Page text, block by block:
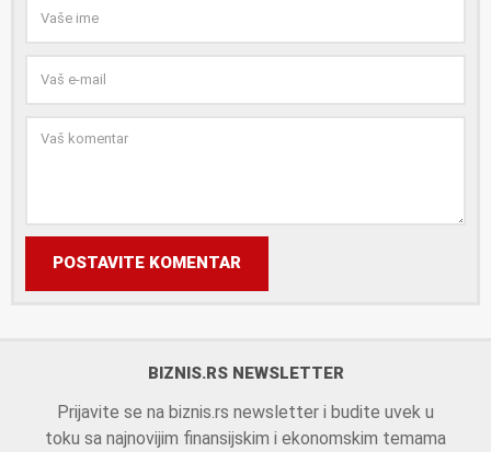
POSTAVITE KOMENTAR
BIZNIS.RS NEWSLETTER
Prijavite se na biznis.rs newsletter i budite uvek u
toku sa najnovijim finansijskim i ekonomskim temama